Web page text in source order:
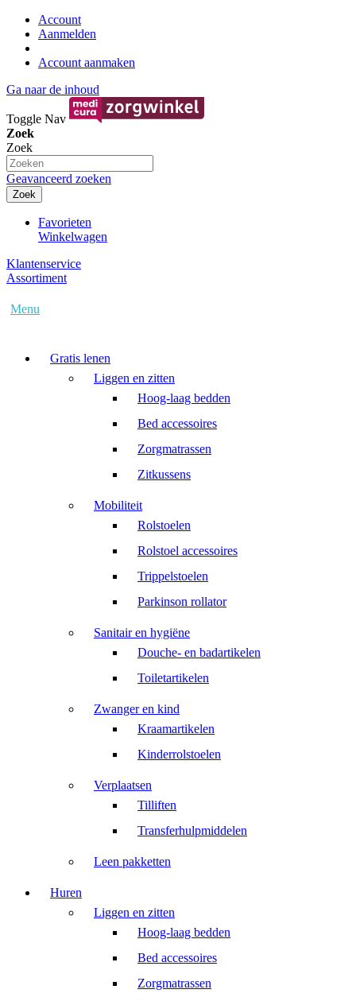
Account
Aanmelden
Account aanmaken
Ga naar de inhoud
Toggle Nav
Zoek
Zoek
Geavanceerd zoeken
Zoek
Favorieten
Winkelwagen
Klantenservice
Assortiment
Menu
Gratis lenen
Liggen en zitten
Hoog-laag bedden
Bed accessoires
Zorgmatrassen
Zitkussens
Mobiliteit
Rolstoelen
Rolstoel accessoires
Trippelstoelen
Parkinson rollator
Sanitair en hygiëne
Douche- en badartikelen
Toiletartikelen
Zwanger en kind
Kraamartikelen
Kinderrolstoelen
Verplaatsen
Tilliften
Transferhulpmiddelen
Leen pakketten
Huren
Liggen en zitten
Hoog-laag bedden
Bed accessoires
Zorgmatrassen